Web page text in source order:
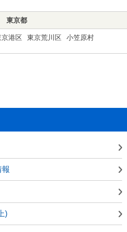
東京都
京港区 東京荒川区 小笠原村
)